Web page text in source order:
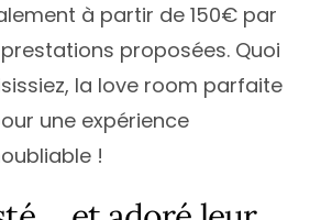
à partir de 150€ par
proposées. Quoi
la love room parfaite
une expérience
!